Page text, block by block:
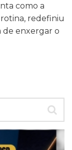
como a
redefiniu
de enxergar o